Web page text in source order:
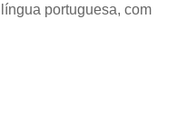
portuguesa, com